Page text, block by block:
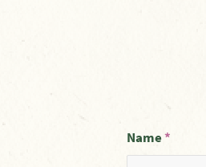
Name*